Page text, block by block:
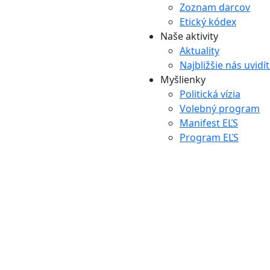
Zoznam darcov
Etický kódex
Naše aktivity
Aktuality
Najbližšie nás
Myšlienky
Politická vízia
Volebný program
Manifest EĽS
Program EĽS